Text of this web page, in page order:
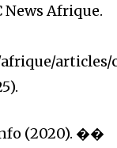
News Afrique.
articles/
(2020). ��